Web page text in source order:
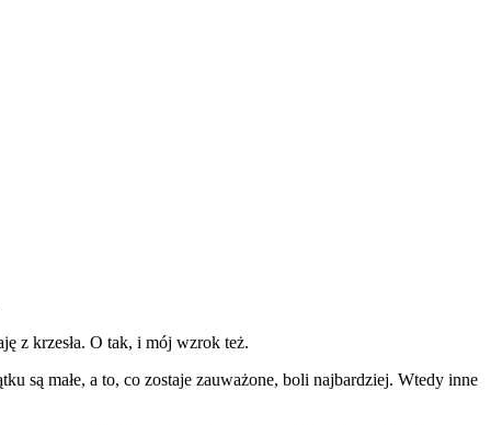
z krzesła. O tak, i mój wzrok też.
są małe, a to, co zostaje zauważone, boli najbardziej. Wtedy inne